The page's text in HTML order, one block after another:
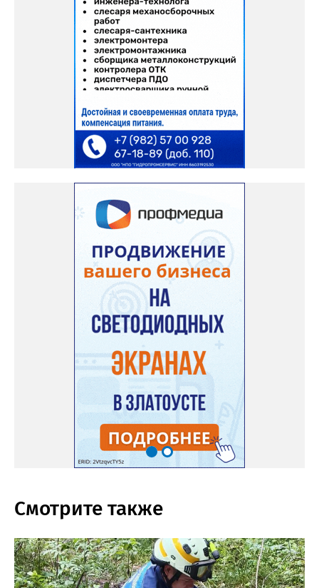
Смотрите также